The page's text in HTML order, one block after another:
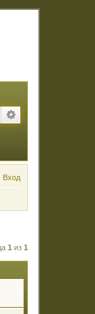
Вход
1 из 1